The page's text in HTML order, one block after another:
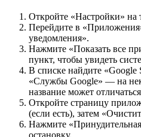
Откройте «Настройки» на
Перейдите в
уведомления».
Нажмите «Показать все
пункт, чтобы увидеть
В списке найдите «Google
«Службы Google» — на
название может
Откройте страницу
(если есть), затем
Нажмите